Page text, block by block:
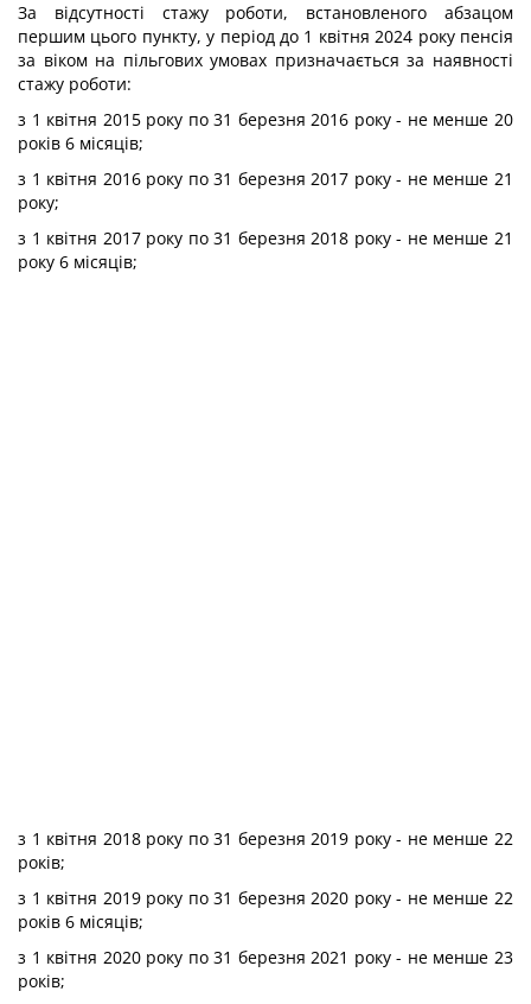
За відсутності стажу роботи, встановленого абзацом
першим цього пункту, у період до 1 квітня 2024 року пенсія
за віком на пільгових умовах призначається за наявності
стажу роботи:
з 1 квітня 2015 року по 31 березня 2016 року - не менше 20
років 6 місяців;
з 1 квітня 2016 року по 31 березня 2017 року - не менше 21
року;
з 1 квітня 2017 року по 31 березня 2018 року - не менше 21
року 6 місяців;
з 1 квітня 2018 року по 31 березня 2019 року - не менше 22
років;
з 1 квітня 2019 року по 31 березня 2020 року - не менше 22
років 6 місяців;
з 1 квітня 2020 року по 31 березня 2021 року - не менше 23
років;